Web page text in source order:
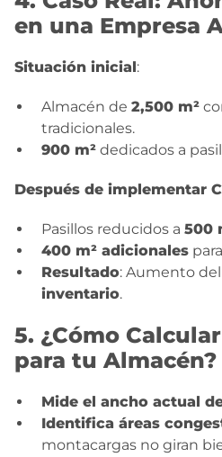
en una Empresa
Situación inicial:
Almacén de 2,500 m²
tradicionales.
900 m² dedicados a
Después de implementar
Pasillos reducidos a 500
400 m² adicionales
Resultado: Aumento del
inventario.
5. ¿Cómo
para tu Almacén?
Mide el ancho actual
Identifica áreas
montacargas no giran